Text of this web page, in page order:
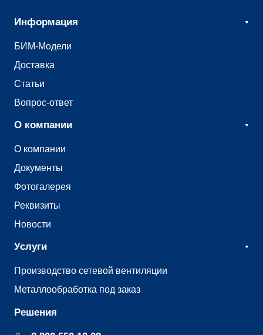
Информация
БИМ-Модели
Доставка
Статьи
Вопрос-ответ
О компании
О компании
Документы
Фотогалерея
Реквизиты
Новости
Услуги
Производство сетевой вентиляции
Металлообработка под заказ
Решения